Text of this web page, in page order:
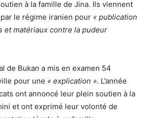
à la famille de Jina. Ils viennent
le régime iranien pour « publication
et matériaux contre la pudeur
de Bukan a mis en examen 54
pour une « explication ». L’année
ont annoncé leur plein soutien à la
et ont exprimé leur volonté de